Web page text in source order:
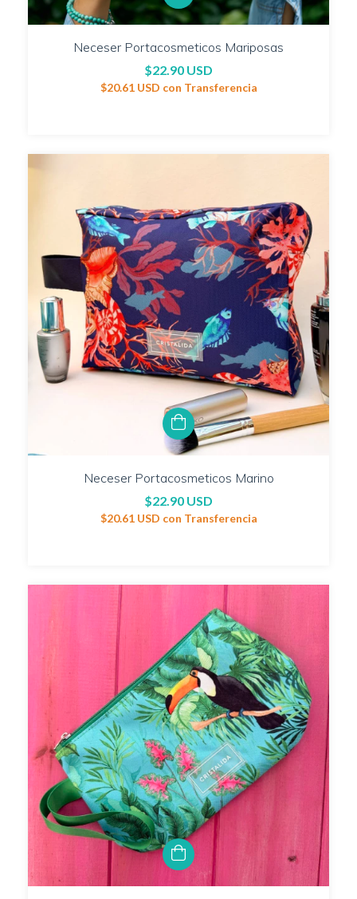
Neceser Portacosmeticos Mariposas
$22.90 USD
$20.61 USD con Transferencia
Neceser Portacosmeticos Marino
$22.90 USD
$20.61 USD con Transferencia